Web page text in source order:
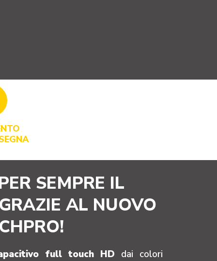
SEMPRE IL
AL NUOVO
full touch HD dai colori